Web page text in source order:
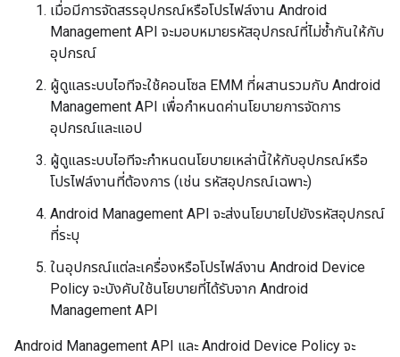
เมื่อมีการจัดสรรอุปกรณ์หรือโปรไฟล์งาน Android
Management API จะมอบหมายรหัสอุปกรณ์ที่ไม่ซ้ำกันให้กับ
อุปกรณ์
ผู้ดูแลระบบไอทีจะใช้คอนโซล EMM ที่ผสานรวมกับ Android
Management API เพื่อกำหนดค่านโยบายการจัดการ
อุปกรณ์และแอป
ผู้ดูแลระบบไอทีจะกำหนดนโยบายเหล่านี้ให้กับอุปกรณ์หรือ
โปรไฟล์งานที่ต้องการ (เช่น รหัสอุปกรณ์เฉพาะ)
Android Management API จะส่งนโยบายไปยังรหัสอุปกรณ์
ที่ระบุ
ในอุปกรณ์แต่ละเครื่องหรือโปรไฟล์งาน Android Device
Policy จะบังคับใช้นโยบายที่ได้รับจาก Android
Management API
Android Management API และ Android Device Policy จะ